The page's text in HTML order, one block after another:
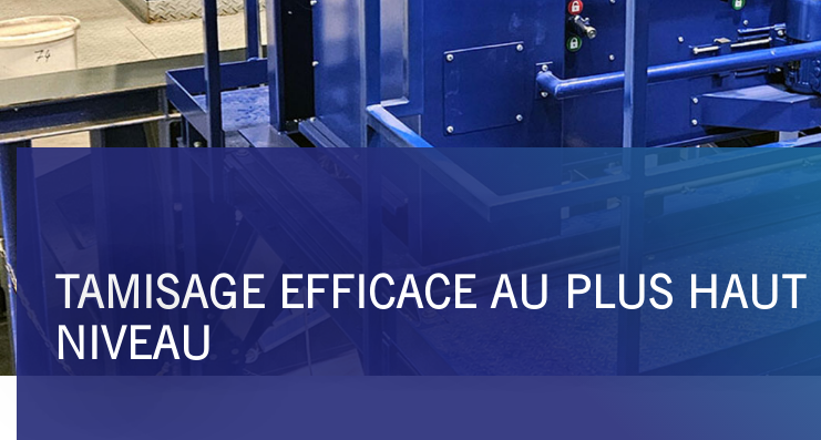
TAMISAGE EFFICACE AU PLUS HAUT
NIVEAU